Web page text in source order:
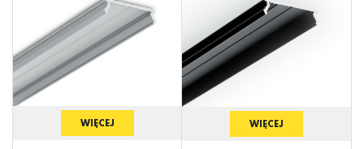
WIĘCEJ WIĘCEJ